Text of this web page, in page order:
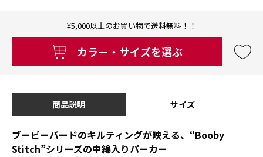
¥5,000以上のお買い物で送料無料！！
カラー・サイズを選ぶ
商品説明 サイズ
ブービーバードのキルティングが映える、“Booby
Stitch”シリーズの中綿入りパーカー